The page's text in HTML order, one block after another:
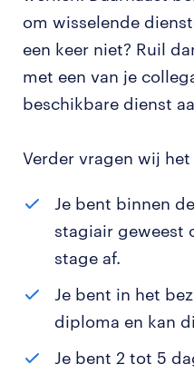
om wisselende
een keer niet? Ruil
met een van je
beschikbare dienst
Verder vragen wij
Je bent binnen
stagiair geweest
stage af.
Je bent in het
diploma en kan
Je bent 2 tot 5